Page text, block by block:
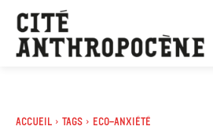
Accueil Tags Eco-anxiété